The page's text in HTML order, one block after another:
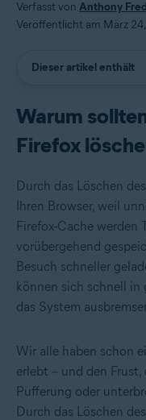
Verfasst von Anthony
Veröffentlicht am März
Dieser artikel enthält
Warum
Firefox
Durch das Löschen
Ihren Browser, weil
Firefox-Cache werden
vorübergehend
Besuch schneller
können sich schnell in
das System
Wir alle haben schon
erlebt – und den
Pufferung oder
Durch das Löschen